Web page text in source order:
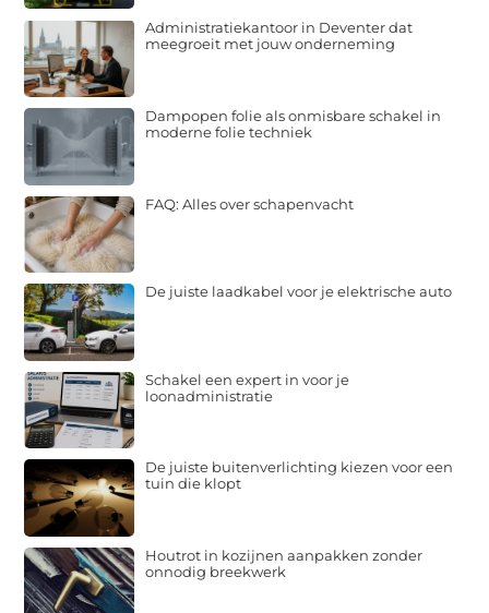
Administratiekantoor in Deventer dat
meegroeit met jouw onderneming
Dampopen folie als onmisbare schakel in
moderne folie techniek
FAQ: Alles over schapenvacht
De juiste laadkabel voor je elektrische auto
Schakel een expert in voor je
loonadministratie
De juiste buitenverlichting kiezen voor een
tuin die klopt
Houtrot in kozijnen aanpakken zonder
onnodig breekwerk